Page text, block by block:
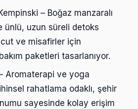
– Boğaz manzaralı
ünlü, uzun süreli detoks
ve misafirler için
paketleri tasarlanıyor.
Aromaterapi ve yoga
rahatlama odaklı, şehir
sayesinde kolay erişim